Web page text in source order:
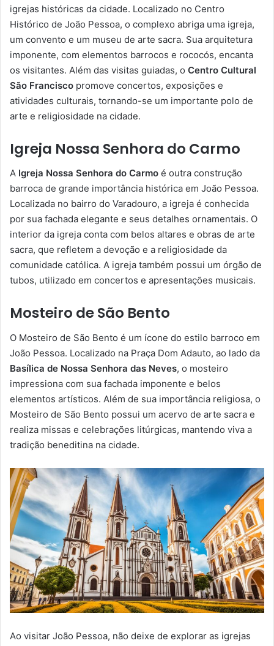
igrejas históricas da cidade. Localizado no Centro
Histórico de João Pessoa, o complexo abriga uma igreja,
um convento e um museu de arte sacra. Sua arquitetura
imponente, com elementos barrocos e rococós, encanta
os visitantes. Além das visitas guiadas, o Centro Cultural
São Francisco promove concertos, exposições e
atividades culturais, tornando-se um importante polo de
arte e religiosidade na cidade.
Igreja Nossa Senhora do Carmo
A Igreja Nossa Senhora do Carmo é outra construção
barroca de grande importância histórica em João Pessoa.
Localizada no bairro do Varadouro, a igreja é conhecida
por sua fachada elegante e seus detalhes ornamentais. O
interior da igreja conta com belos altares e obras de arte
sacra, que refletem a devoção e a religiosidade da
comunidade católica. A igreja também possui um órgão de
tubos, utilizado em concertos e apresentações musicais.
Mosteiro de São Bento
O Mosteiro de São Bento é um ícone do estilo barroco em
João Pessoa. Localizado na Praça Dom Adauto, ao lado da
Basílica de Nossa Senhora das Neves, o mosteiro
impressiona com sua fachada imponente e belos
elementos artísticos. Além de sua importância religiosa, o
Mosteiro de São Bento possui um acervo de arte sacra e
realiza missas e celebrações litúrgicas, mantendo viva a
tradição beneditina na cidade.
Ao visitar João Pessoa, não deixe de explorar as igrejas